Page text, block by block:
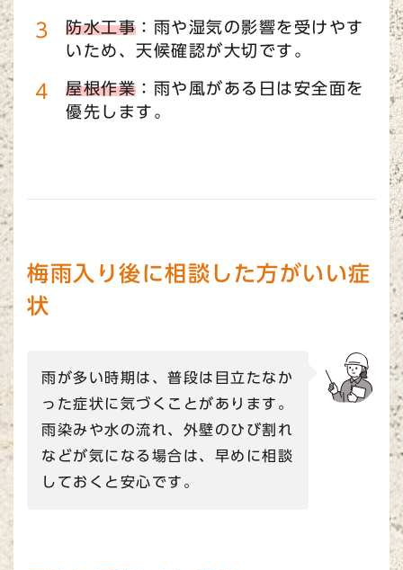
防水工事 ：雨や湿気の影響を受けやす
いため、天候確認が大切です。
屋根作業 ：雨や風がある日は安全面を
優先します。
梅雨入り後に相談した方がいい症
状
雨が多い時期は、普段は目立たなか
った症状に気づくことがあります。
雨染みや水の流れ、外壁のひび割れ
などが気になる場合は、早めに相談
しておくと安心です。